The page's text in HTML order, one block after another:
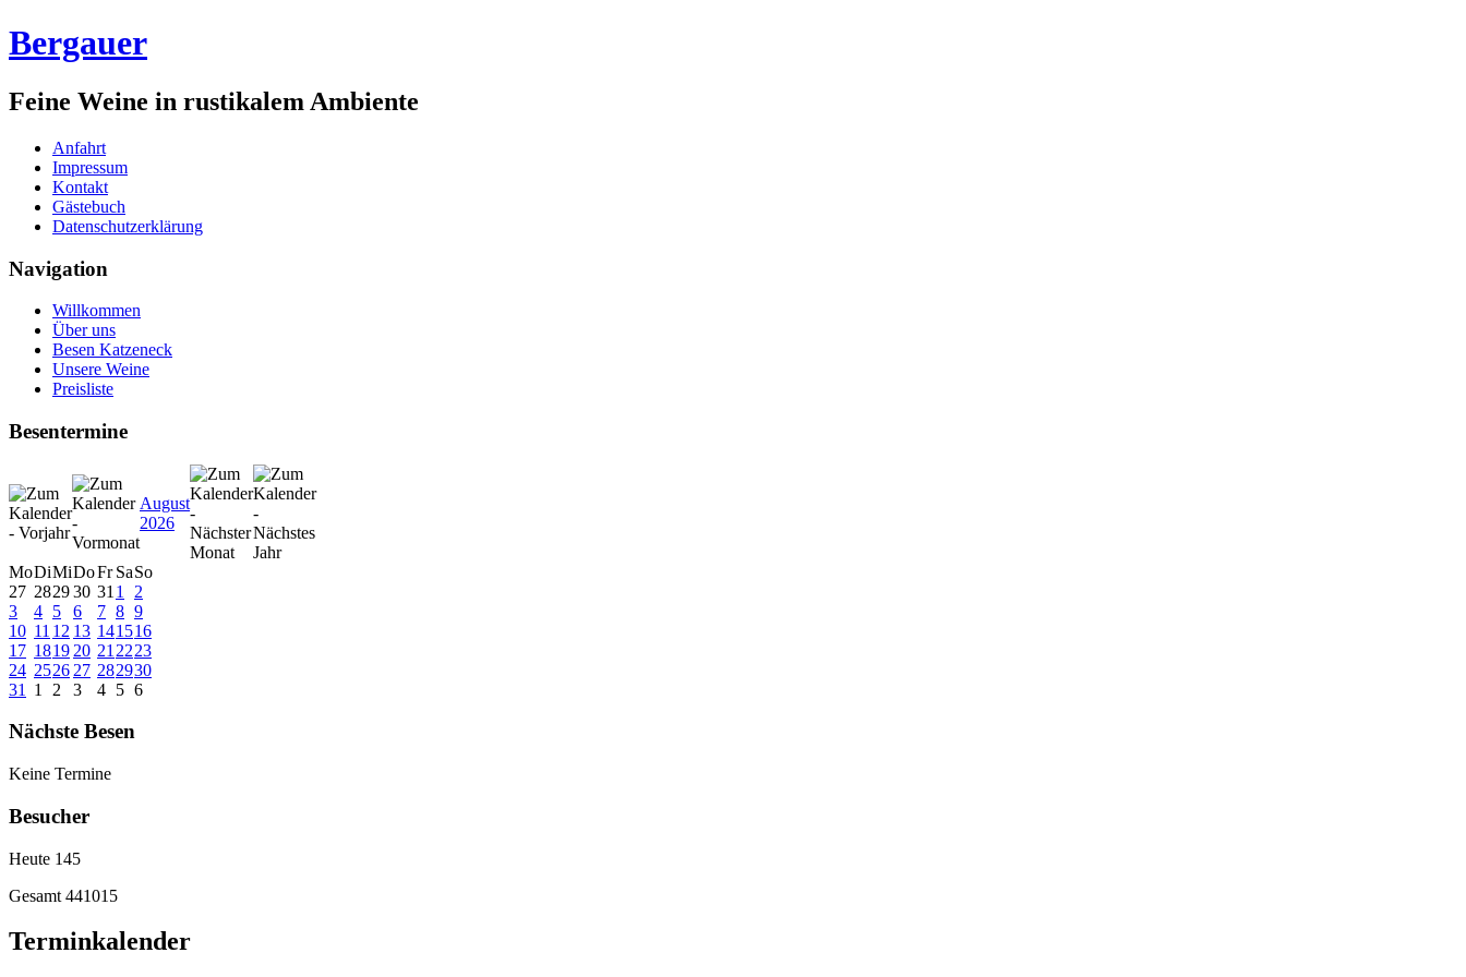
Bergauer
Feine Weine in rustikalem Ambiente
Anfahrt
Impressum
Kontakt
Gästebuch
Datenschutzerklärung
Navigation
Willkommen
Über uns
Besen Katzeneck
Unsere Weine
Preisliste
Besentermine
August
2026
MoDiMiDoFr SaSo
27 282930 31 1
2
3
4 5 6 7 8 9
10 11 12 13 141516
17 1819 20 21 2223
24 2526 27 282930
31
1 2 3 4 5 6
Nächste Besen
Keine Termine
Besucher
Heute 145
Gesamt 441015
Terminkalender